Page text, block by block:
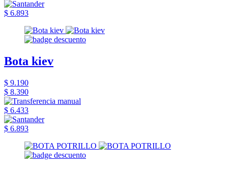
$ 6.893
Bota kiev
$ 9.190
$ 8.390
$ 6.433
$ 6.893